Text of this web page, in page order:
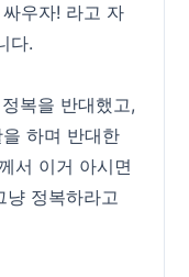
우자! 라고 자
다.
복을 반대했고,
하며 반대한
서 이거 아시면
냥 정복하라고